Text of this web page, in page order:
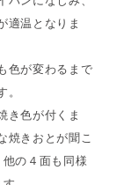
適温となりま
色が変わるまで
。
き色が付くま
焼きおとが聞こ
の４面も同様